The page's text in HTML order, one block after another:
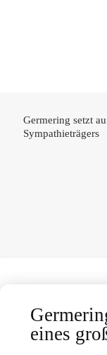
Germering setzt
Sympathieträgers
eines